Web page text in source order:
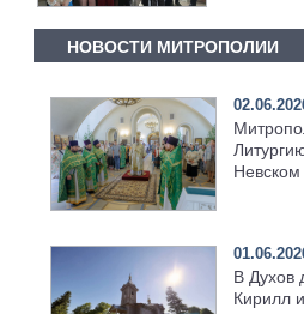
НОВОСТИ МИТРОПОЛИИ
Невском
В Духов
Кирилл